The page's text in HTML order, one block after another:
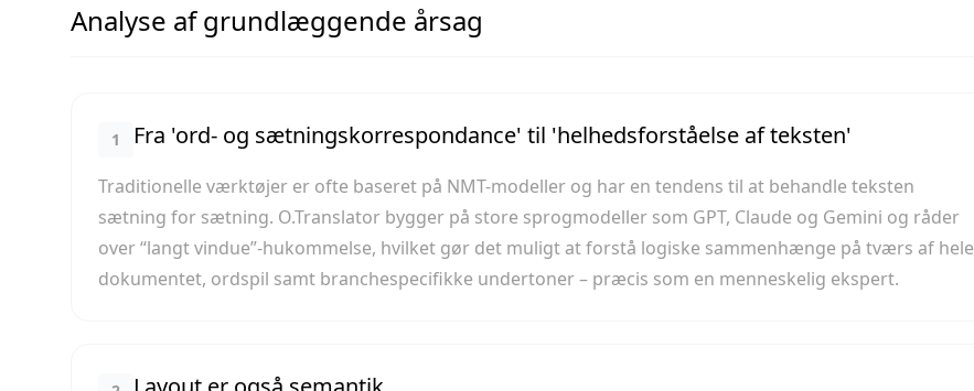
Analyse af grundlæggende årsag
1 Fra 'ord- og sætningskorrespondance' til 'helhedsforståelse af teksten'
Traditionelle værktøjer er ofte baseret på NMT-modeller og har en tendens til at behandle teksten
sætning for sætning. O.Translator bygger på store sprogmodeller som GPT, Claude og Gemini og råder
over “langt vindue”-hukommelse, hvilket gør det muligt at forstå logiske sammenhænge på tværs af hele
dokumentet, ordspil samt branchespecifikke undertoner – præcis som en menneskelig ekspert.